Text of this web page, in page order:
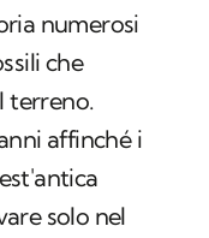
numerosi
che
terreno.
affinché i
solo nel